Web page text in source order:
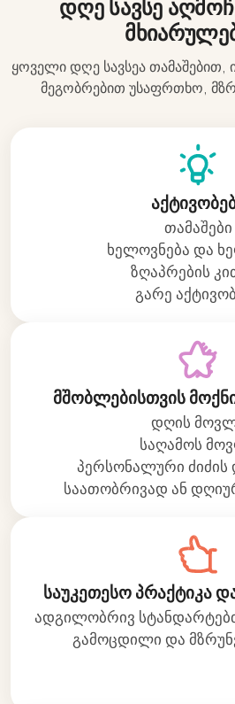
დღე სავსე
ყოველი დღე სავსეა
მეგობრებით უსაფრთხო,
თამაშები
ხელოვნება და
ზღაპრების
გარე
მშობლებისთვის
დღის
საღამოს
პერსონალური ძიძის
საათობრივად ან
საუკეთესო პრაქტიკა
ადგილობრივ
გამოცდილი და